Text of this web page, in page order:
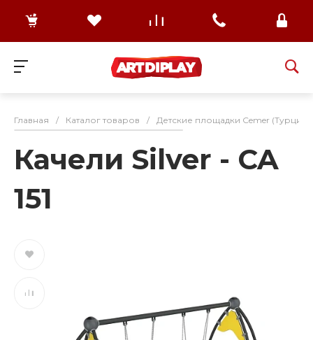
Главная / Каталог товаров / Детские площадки Cemer (Турция)
Качели Silver - CA
151